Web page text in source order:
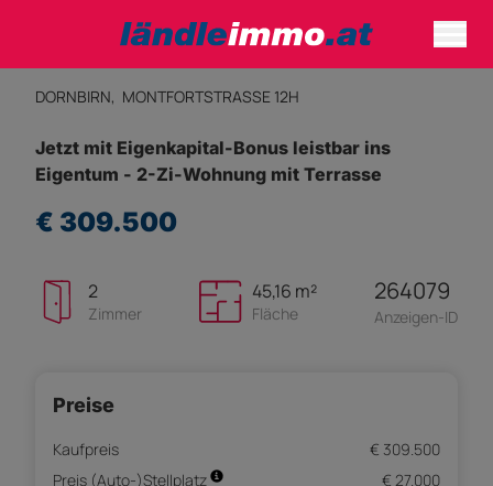
DORNBIRN, MONTFORTSTRASSE 12H
Jetzt mit Eigenkapital-Bonus leistbar ins
Eigentum - 2-Zi-Wohnung mit Terrasse
€ 309.500
2
Zimmer
45,16 m²
Fläche
264079
Anzeigen-ID
Preise
Kaufpreis
€ 309.500
Preis (Auto-)Stellplatz
€ 27.000